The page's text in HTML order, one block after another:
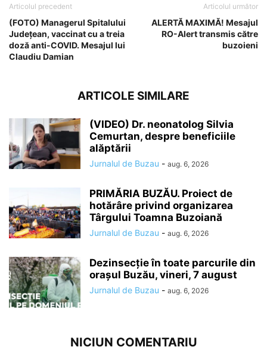
Articolul precedent
(FOTO) Managerul Spitalului
Județean, vaccinat cu a treia
doză anti-COVID. Mesajul lui
Claudiu Damian
Articolul următor
ALERTĂ MAXIMĂ! Mesajul
RO-Alert transmis către
buzoieni
ARTICOLE SIMILARE
(VIDEO) Dr. neonatolog Silvia
Cemurtan, despre beneficiile
alăptării
Jurnalul de Buzau - aug. 6, 2026
PRIMĂRIA BUZĂU. Proiect de
hotărâre privind organizarea
Târgului Toamna Buzoiană
Jurnalul de Buzau - aug. 6, 2026
Dezinsecție în toate parcurile din
orașul Buzău, vineri, 7 august
Jurnalul de Buzau - aug. 6, 2026
NICIUN COMENTARIU